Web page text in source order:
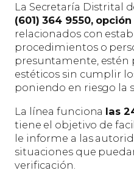
La Secretaría Distrital
(601) 364 9550, opción
relacionados con
procedimientos o
presuntamente, estén
estéticos sin cumplir
poniendo en riesgo la
La línea funciona las
tiene el objetivo de
le informe a las
situaciones que
verificación.